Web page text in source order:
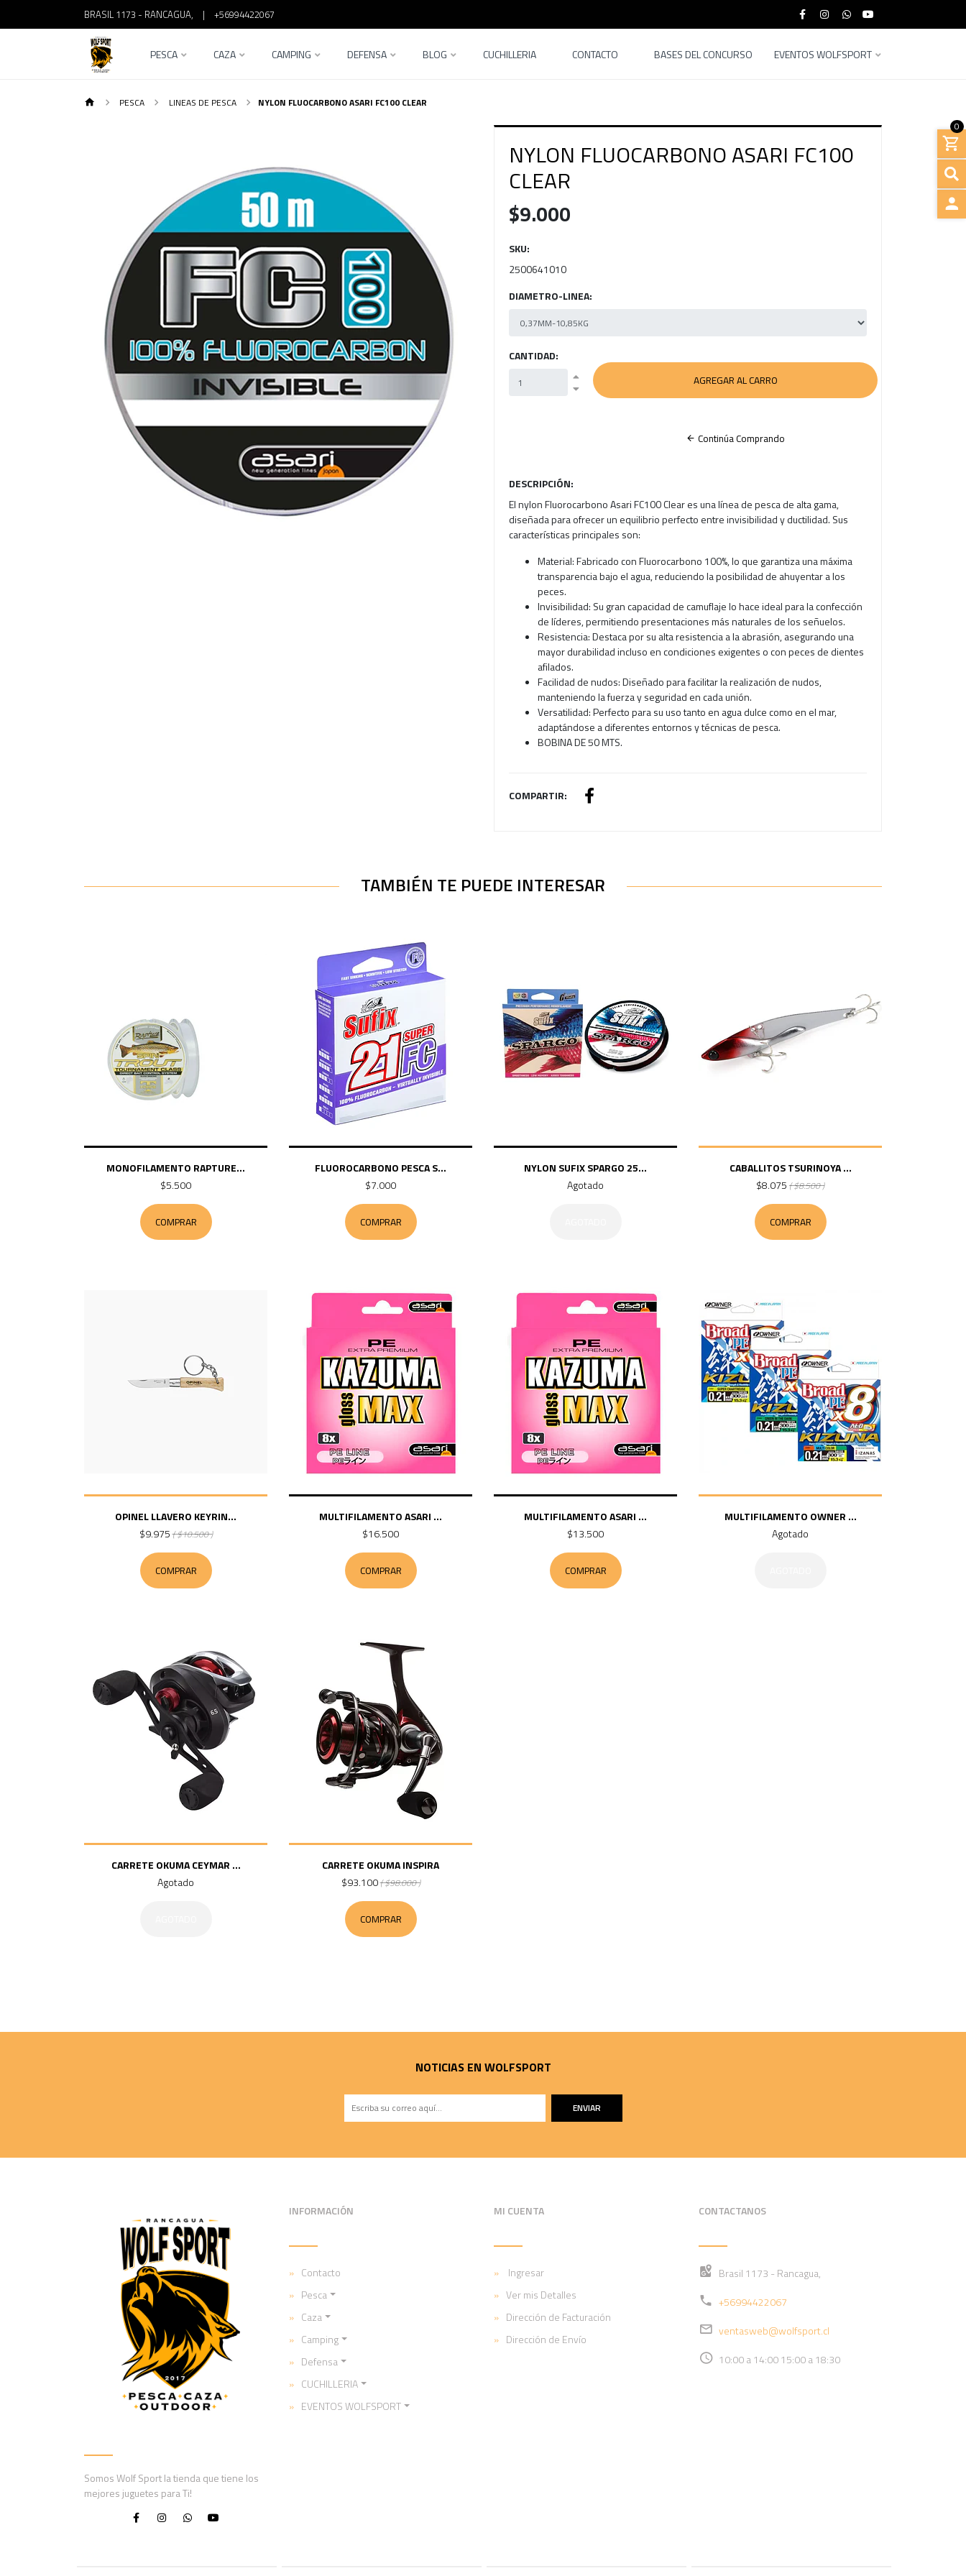
BRASIL 1173 - RANCAGUA, | +56994422067
PESCA CAZA CAMPING DEFENSA BLOG CUCHILLERIA CONTACTO BASES DEL CONCURSO EVENTOS WOLFSPORT
0
PESCA LINEAS DE PESCA NYLON FLUOCARBONO ASARI FC100 CLEAR
NYLON FLUOCARBONO ASARI FC100
CLEAR
$9.000
SKU:
2500641010
DIAMETRO-LINEA:
CANTIDAD:
Continúa Comprando
DESCRIPCIÓN:
El nylon Fluorocarbono Asari FC100 Clear es una línea de pesca de alta gama,
diseñada para ofrecer un equilibrio perfecto entre invisibilidad y ductilidad. Sus
características principales son:
Material: Fabricado con Fluorocarbono 100%, lo que garantiza una máxima
transparencia bajo el agua, reduciendo la posibilidad de ahuyentar a los
peces.
Invisibilidad: Su gran capacidad de camuflaje lo hace ideal para la confección
de líderes, permitiendo presentaciones más naturales de los señuelos.
Resistencia: Destaca por su alta resistencia a la abrasión, asegurando una
mayor durabilidad incluso en condiciones exigentes o con peces de dientes
afilados.
Facilidad de nudos: Diseñado para facilitar la realización de nudos,
manteniendo la fuerza y seguridad en cada unión.
Versatilidad: Perfecto para su uso tanto en agua dulce como en el mar,
adaptándose a diferentes entornos y técnicas de pesca.
BOBINA DE 50 MTS.
COMPARTIR:
TAMBIÉN TE PUEDE INTERESAR
MONOFILAMENTO RAPTURE...
$5.500
COMPRAR
FLUOROCARBONO PESCA S...
$7.000
COMPRAR
NYLON SUFIX SPARGO 25...
Agotado
CABALLITOS TSURINOYA ...
$8.075 ( $8.500 )
COMPRAR
OPINEL LLAVERO KEYRIN...
$9.975( $10.500 )
COMPRAR
MULTIFILAMENTO ASARI ...
$16.500
COMPRAR
MULTIFILAMENTO ASARI ...
$13.500
COMPRAR
MULTIFILAMENTO OWNER ...
Agotado
CARRETE OKUMA CEYMAR ...
Agotado
CARRETE OKUMA INSPIRA
$93.100( $98.000 )
COMPRAR
NOTICIAS EN WOLFSPORT
ENVIAR
Somos Wolf Sport la tienda que tiene los
mejores juguetes para Ti!
INFORMACIÓN
Contacto
Pesca
Caza
Camping
Defensa
CUCHILLERIA
EVENTOS WOLFSPORT
MI CUENTA
Ingresar
Ver mis Detalles
Dirección de Facturación
Dirección de Envío
CONTACTANOS
Brasil 1173 - Rancagua,
+56994422067
ventasweb@wolfsport.cl
10:00 a 14:00 15:00 a 18:30